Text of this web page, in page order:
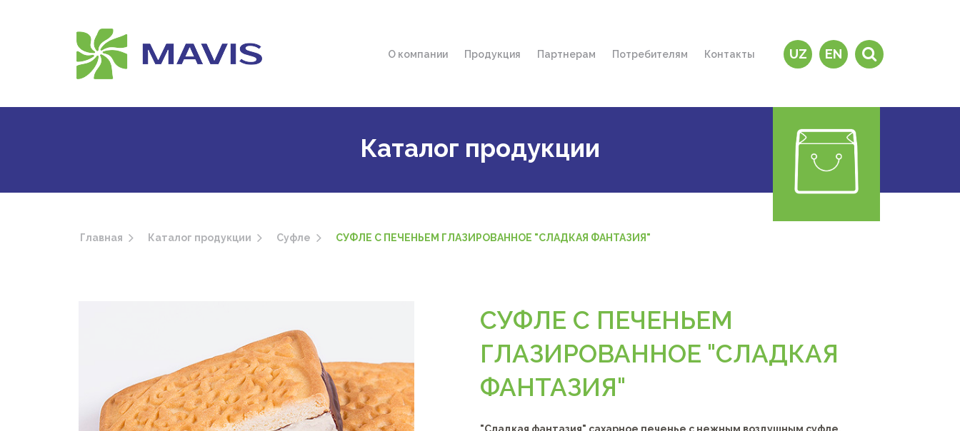
UZ EN
О компании Продукция Партнерам Потребителям Контакты
Каталог продукции
Главная Каталог продукции Суфле СУФЛЕ С ПЕЧЕНЬЕМ ГЛАЗИРОВАННОЕ "СЛАДКАЯ ФАНТАЗИЯ"
СУФЛЕ С ПЕЧЕНЬЕМ
ГЛАЗИРОВАННОЕ "СЛАДКАЯ
ФАНТАЗИЯ"